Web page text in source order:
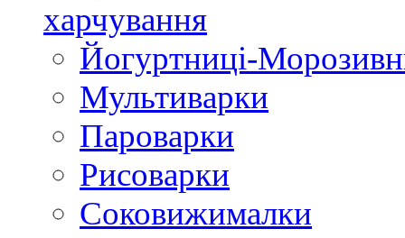
харчування
Йогуртниці-
Мультиварки
Пароварки
Рисоварки
Соковижималки